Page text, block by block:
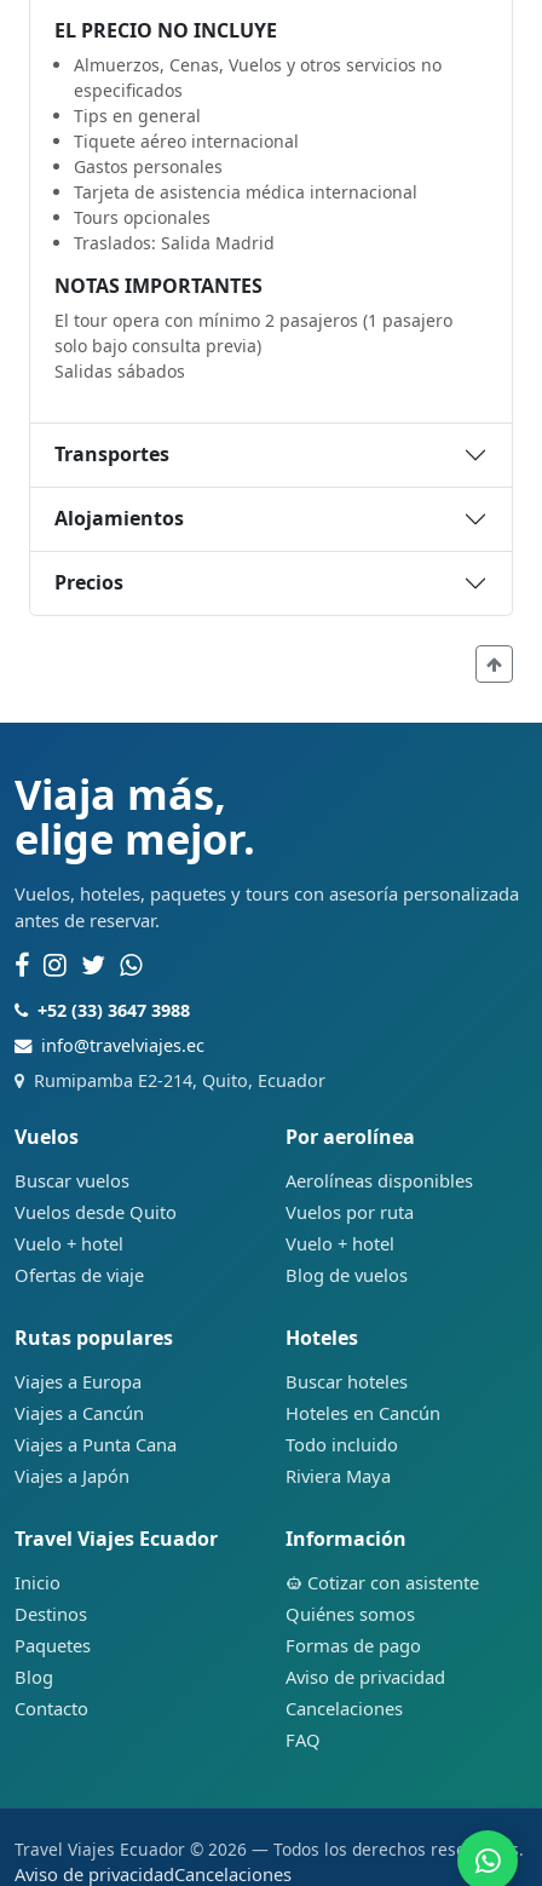
EL PRECIO NO INCLUYE
Almuerzos, Cenas, Vuelos y otros servicios no
especificados
Tips en general
Tiquete aéreo internacional
Gastos personales
Tarjeta de asistencia médica internacional
Tours opcionales
Traslados: Salida Madrid
NOTAS IMPORTANTES
El tour opera con mínimo 2 pasajeros (1 pasajero
solo bajo consulta previa)
Salidas sábados
Transportes
Alojamientos
Precios
Viaja más,
elige mejor.
Vuelos, hoteles, paquetes y tours con asesoría personalizada
antes de reservar.
+52 (33) 3647 3988
info@travelviajes.ec
Rumipamba E2-214, Quito, Ecuador
Vuelos
Buscar vuelos
Vuelos desde Quito
Vuelo + hotel
Ofertas de viaje
Por aerolínea
Aerolíneas disponibles
Vuelos por ruta
Vuelo + hotel
Blog de vuelos
Rutas populares
Viajes a Europa
Viajes a Cancún
Viajes a Punta Cana
Viajes a Japón
Hoteles
Buscar hoteles
Hoteles en Cancún
Todo incluido
Riviera Maya
Travel Viajes Ecuador
Inicio
Destinos
Paquetes
Blog
Contacto
Información
Cotizar con asistente
Quiénes somos
Formas de pago
Aviso de privacidad
Cancelaciones
FAQ
Travel Viajes Ecuador © 2026 — Todos los derechos reservados.
Aviso de privacidadCancelaciones